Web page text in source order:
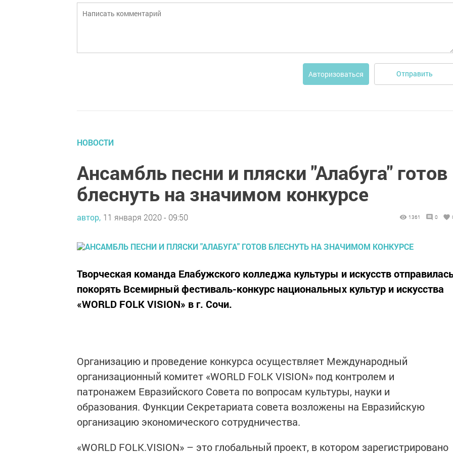
Авторизоваться Отправить
НОВОСТИ
Ансамбль песни и пляски "Алабуга" готов
блеснуть на значимом конкурсе
автор, 11 января 2020 - 09:50 1361 0
Творческая команда Елабужского колледжа культуры и искусств
покорять Всемирный фестиваль-конкурс национальных культур и искусства
«WORLD FOLK VISION» в г. Сочи.
Организацию и проведение конкурса осуществляет Международный
организационный комитет «WORLD FOLK VISION» под контролем и
патронажем Евразийского Совета по вопросам культуры, науки и
образования. Функции Секретариата совета возложены на Евразийскую
организацию экономического сотрудничества.
«WORLD FOLK.VISION» – это глобальный проект, в котором зарегистрировано